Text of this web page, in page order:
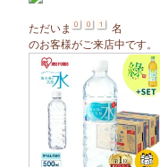
ただいま
名
のお客様がご来店中です。